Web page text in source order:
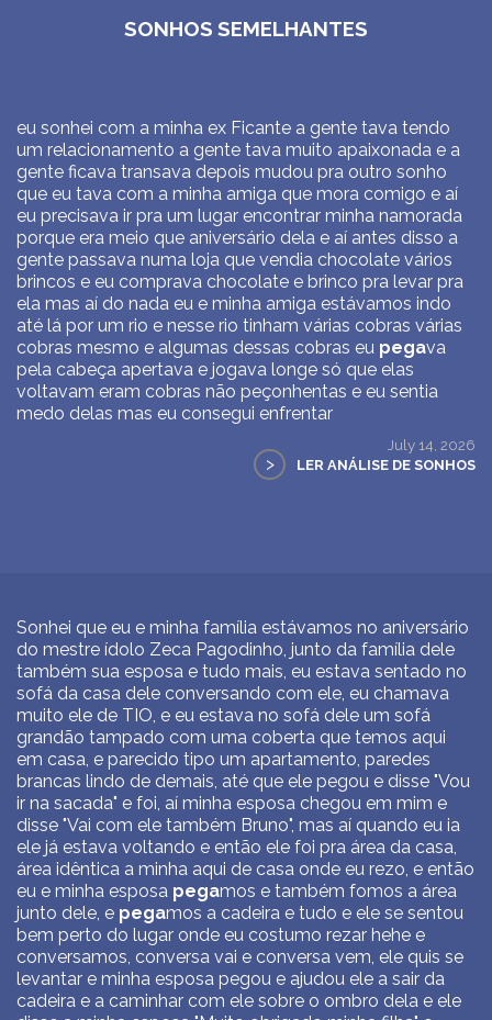
SONHOS SEMELHANTES
eu sonhei com a minha ex Ficante a gente tava tendo
um relacionamento a gente tava muito apaixonada e a
gente ficava transava depois mudou pra outro sonho
que eu tava com a minha amiga que mora comigo e aí
eu precisava ir pra um lugar encontrar minha namorada
porque era meio que aniversário dela e aí antes disso a
gente passava numa loja que vendia chocolate vários
brincos e eu comprava chocolate e brinco pra levar pra
ela mas aí do nada eu e minha amiga estávamos indo
até lá por um rio e nesse rio tinham várias cobras várias
cobras mesmo e algumas dessas cobras eu pegava
pela cabeça apertava e jogava longe só que elas
voltavam eram cobras não peçonhentas e eu sentia
medo delas mas eu consegui enfrentar
July 14, 2026
> LER ANÁLISE DE SONHOS
Sonhei que eu e minha família estávamos no aniversário
do mestre ídolo Zeca Pagodinho, junto da família dele
também sua esposa e tudo mais, eu estava sentado no
sofá da casa dele conversando com ele, eu chamava
muito ele de TIO, e eu estava no sofá dele um sofá
grandão tampado com uma coberta que temos aqui
em casa, e parecido tipo um apartamento, paredes
brancas lindo de demais, até que ele pegou e disse "Vou
ir na sacada" e foi, aí minha esposa chegou em mim e
disse "Vai com ele também Bruno", mas aí quando eu ia
ele já estava voltando e então ele foi pra área da casa,
área idêntica a minha aqui de casa onde eu rezo, e então
eu e minha esposa pegamos e também fomos a área
junto dele, e pegamos a cadeira e tudo e ele se sentou
bem perto do lugar onde eu costumo rezar hehe e
conversamos, conversa vai e conversa vem, ele quis se
levantar e minha esposa pegou e ajudou ele a sair da
cadeira e a caminhar com ele sobre o ombro dela e ele